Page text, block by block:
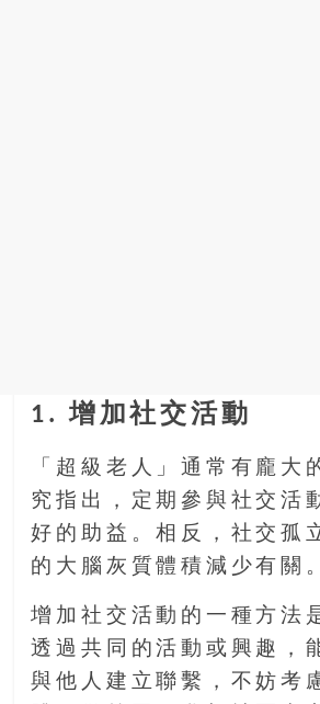
1. 增加社交活動
「超級老人」通常有龐大
究指出，定期參與社交活
好的助益。相反，社交孤
的大腦灰質體積減少有關。
增加社交活動的一種方法
透過共同的活動或興趣，
與他人建立聯繫，不妨考